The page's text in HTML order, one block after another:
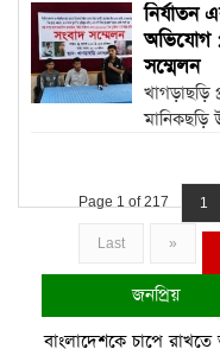
নির্যাতন
অভিযোগ :
সম্মেলন
খাগড়াছড়ি
মানিকছড়ি
Page 1 of 217 1
Last »
জনপ্রিয়
বাংলাদেশকে চাপে